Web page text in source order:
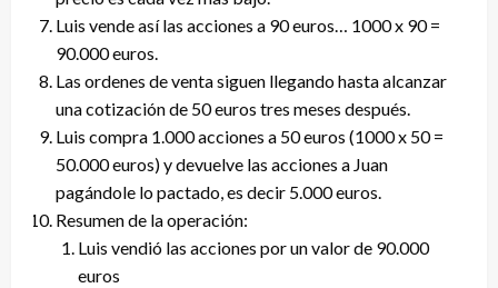
Luis vende así las acciones a 90 euros… 1000 x 90 =
90.000 euros.
Las ordenes de venta siguen llegando hasta alcanzar
una cotización de 50 euros tres meses después.
Luis compra 1.000 acciones a 50 euros (1000 x 50 =
50.000 euros) y devuelve las acciones a Juan
pagándole lo pactado, es decir 5.000 euros.
Resumen de la operación:
Luis vendió las acciones por un valor de 90.000
euros